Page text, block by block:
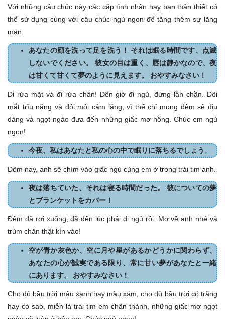
Với những câu chúc này các cặp tình nhân hay bạn thân thiết có
thể sử dụng cùng với câu chúc ngủ ngon để tăng thêm sự lãng
mạn.
あなたの顔を洗って足を洗う！ それは眠る時間です、点滅
しないでください。 彼女の目は重く、唇は静かなので、夜
は甘くて甘くて夢のように見えます。 おやすみなさい！
Đi rửa mặt và đi rửa chân! Đến giờ đi ngủ, đừng lần chần. Đôi
mắt trĩu nặng và đôi môi câm lặng, vì thế chỉ mong đêm sẽ dịu
dàng và ngọt ngào đưa đến những giấc mơ hồng. Chúc em ngủ
ngon!
今夜、私はあなたと私の心の中で眠りに落ちるでしょう 。
Đêm nay, anh sẽ chìm vào giấc ngủ cùng em ở trong trái tim anh.
夜は落ちていた、それは寝る時間だった。 彼についての夢
とブランケットをカバー！
Đêm đã rơi xuống, đã đến lúc phải đi ngủ rồi. Mơ về anh nhé và
trùm chăn thật kín vào!
空が青か灰色か、空に月や星があるかどうかに関わらず、
あなたの心が誠実である限り、常に甘い夢があなたと一緒
にあります。 おやすみなさい！
Cho dù bầu trời màu xanh hay màu xám, cho dù bầu trời có trăng
hay có sao, miễn là trái tim em chân thành, những giấc mơ ngọt